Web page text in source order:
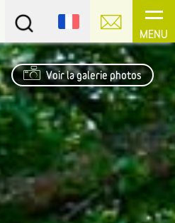
MENU
Voir la galerie photos